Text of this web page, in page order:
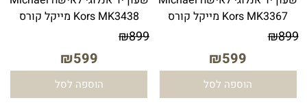
Kors MK3367 מייקל קורס
₪899
₪599
הוספה לסל
Kors MK3438 מייקל קורס
₪899
₪599
הוספה לסל